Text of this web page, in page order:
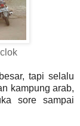
tapi selalu
kampung arab,
sore sampai